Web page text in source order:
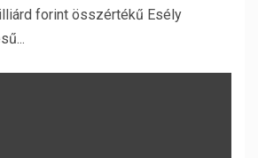
forint összértékű Esély